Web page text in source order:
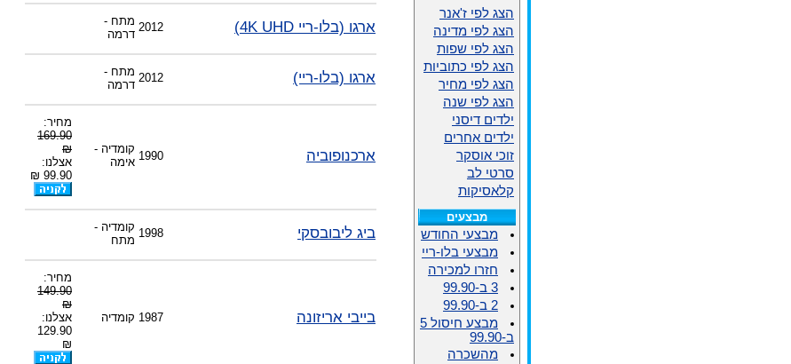
ארגו (בלו-ריי 4K UHD) 2012 מתח -
דרמה
ארגו (בלו-ריי) 2012 מתח -
דרמה
ארכנופוביה 1990
קומדיה -
אימה
מחיר:
169.90
₪
אצלנו:
99.90 ₪
ביג ליבובסקי 1998 קומדיה -
מתח
בייבי אריזונה 1987 קומדיה
מחיר:
149.90
₪
אצלנו:
129.90
₪
הצג לפי ז'אנר
הצג לפי מדינה
הצג לפי שפות
הצג לפי כתוביות
הצג לפי מחיר
הצג לפי שנה
ילדים דיסני
ילדים אחרים
זוכי אוסקר
סרטי לב
קלאסיקות
מבצעים
מבצעי החודש
מבצעי בלו-ריי
חזרו למכירה
3 ב-99.90
2 ב-99.90
מבצע חיסול 5
ב-99.90
מהשכרה